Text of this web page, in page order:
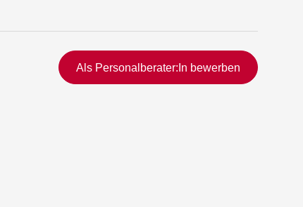
Schnellzugriff
Als Personalberater:In bewerben